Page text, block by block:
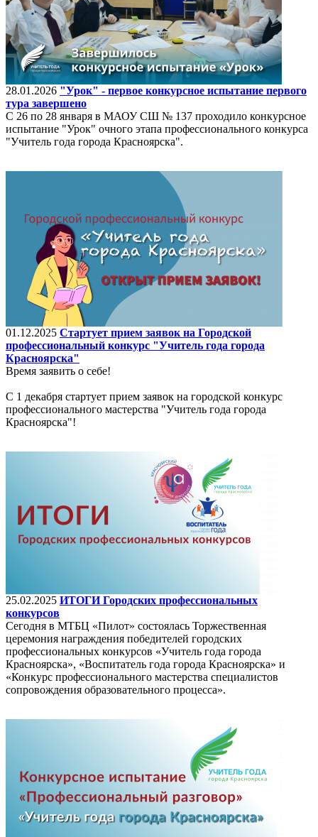
28.01.2026 "Урок" - первое конкурсное испытание первого
тура завершено
С 26 по 28 января в МАОУ СШ № 137 проходило конкурсное
испытание "Урок" очного этапа профессионального конкурса
"Учитель года города Красноярска".
01.12.2025 Стартует прием заявок на Городской
профессиональный конкурс "Учитель года города
Красноярска"
Время заявить о себе!
С 1 декабря стартует прием заявок на городской конкурс
профессионального мастерства "Учитель года города
Красноярска"!
25.02.2025 ИТОГИ Городских профессиональных
конкурсов
Сегодня в МТБЦ «Пилот» состоялась Торжественная
церемония награждения победителей городских
профессиональных конкурсов «Учитель года города
Красноярска», «Воспитатель года города Красноярска» и
«Конкурс профессионального мастерства специалистов
сопровождения образовательного процесса».